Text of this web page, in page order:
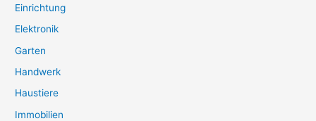
Einrichtung
Elektronik
Garten
Handwerk
Haustiere
Immobilien